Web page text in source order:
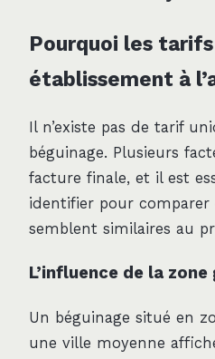
Pourquoi les
établissement à
Il n’existe pas de tarif
béguinage. Plusieurs
facture finale, et il est
identifier pour comparer
semblent similaires au
L’influence de la
Un béguinage situé en
une ville moyenne